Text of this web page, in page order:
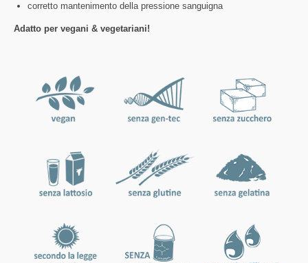
corretto mantenimento della pressione sanguigna
Adatto per vegani & vegetariani!